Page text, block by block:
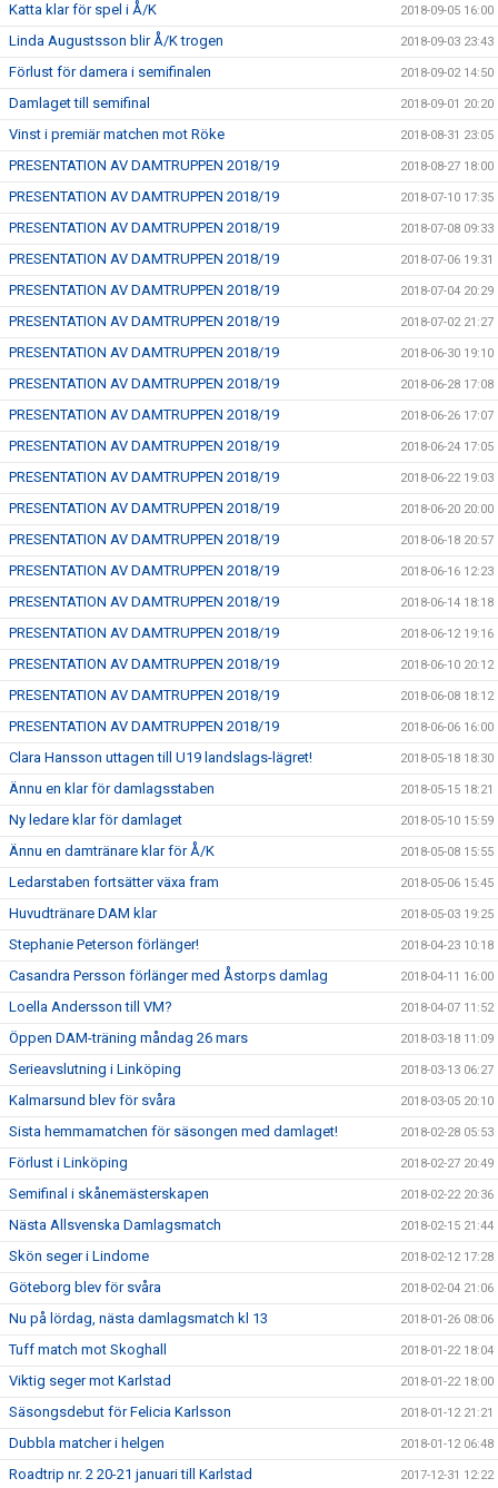
Katta klar för spel i Å/K 2018-09-05 16:00
Linda Augustsson blir Å/K trogen 2018-09-03 23:43
Förlust för damera i semifinalen 2018-09-02 14:50
Damlaget till semifinal 2018-09-01 20:20
Vinst i premiär matchen mot Röke 2018-08-31 23:05
PRESENTATION AV DAMTRUPPEN 2018/19 2018-08-27 18:00
PRESENTATION AV DAMTRUPPEN 2018/19 2018-07-10 17:35
PRESENTATION AV DAMTRUPPEN 2018/19 2018-07-08 09:33
PRESENTATION AV DAMTRUPPEN 2018/19 2018-07-06 19:31
PRESENTATION AV DAMTRUPPEN 2018/19 2018-07-04 20:29
PRESENTATION AV DAMTRUPPEN 2018/19 2018-07-02 21:27
PRESENTATION AV DAMTRUPPEN 2018/19 2018-06-30 19:10
PRESENTATION AV DAMTRUPPEN 2018/19 2018-06-28 17:08
PRESENTATION AV DAMTRUPPEN 2018/19 2018-06-26 17:07
PRESENTATION AV DAMTRUPPEN 2018/19 2018-06-24 17:05
PRESENTATION AV DAMTRUPPEN 2018/19 2018-06-22 19:03
PRESENTATION AV DAMTRUPPEN 2018/19 2018-06-20 20:00
PRESENTATION AV DAMTRUPPEN 2018/19 2018-06-18 20:57
PRESENTATION AV DAMTRUPPEN 2018/19 2018-06-16 12:23
PRESENTATION AV DAMTRUPPEN 2018/19 2018-06-14 18:18
PRESENTATION AV DAMTRUPPEN 2018/19 2018-06-12 19:16
PRESENTATION AV DAMTRUPPEN 2018/19 2018-06-10 20:12
PRESENTATION AV DAMTRUPPEN 2018/19 2018-06-08 18:12
PRESENTATION AV DAMTRUPPEN 2018/19 2018-06-06 16:00
Clara Hansson uttagen till U19 landslags-lägret! 2018-05-18 18:30
Ännu en klar för damlagsstaben 2018-05-15 18:21
Ny ledare klar för damlaget 2018-05-10 15:59
Ännu en damtränare klar för Å/K 2018-05-08 15:55
Ledarstaben fortsätter växa fram 2018-05-06 15:45
Huvudtränare DAM klar 2018-05-03 19:25
Stephanie Peterson förlänger! 2018-04-23 10:18
Casandra Persson förlänger med Åstorps damlag 2018-04-11 16:00
Loella Andersson till VM? 2018-04-07 11:52
Öppen DAM-träning måndag 26 mars 2018-03-18 11:09
Serieavslutning i Linköping 2018-03-13 06:27
Kalmarsund blev för svåra 2018-03-05 20:10
Sista hemmamatchen för säsongen med damlaget! 2018-02-28 05:53
Förlust i Linköping 2018-02-27 20:49
Semifinal i skånemästerskapen 2018-02-22 20:36
Nästa Allsvenska Damlagsmatch 2018-02-15 21:44
Skön seger i Lindome 2018-02-12 17:28
Göteborg blev för svåra 2018-02-04 21:06
Nu på lördag, nästa damlagsmatch kl 13 2018-01-26 08:06
Tuff match mot Skoghall 2018-01-22 18:04
Viktig seger mot Karlstad 2018-01-22 18:00
Säsongsdebut för Felicia Karlsson 2018-01-12 21:21
Dubbla matcher i helgen 2018-01-12 06:48
Roadtrip nr. 2 20-21 januari till Karlstad 2017-12-31 12:22